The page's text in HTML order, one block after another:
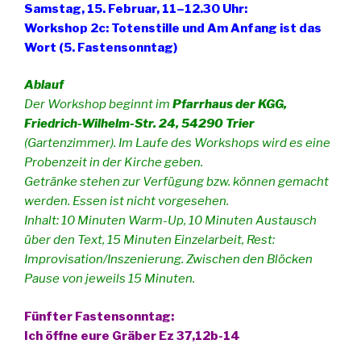
Samstag, 15. Februar, 11–12.30 Uhr:
Workshop 2c: Totenstille und Am Anfang ist das
Wort (5. Fastensonntag)
Ablauf
Der Workshop beginnt im Pfarrhaus der KGG,
Friedrich-Wilhelm-Str. 24, 54290 Trier
(Gartenzimmer). Im Laufe des Workshops wird es eine
Probenzeit in der Kirche geben.
Getränke stehen zur Verfügung bzw. können gemacht
werden. Essen ist nicht vorgesehen.
Inhalt: 10 Minuten Warm-Up, 10 Minuten Austausch
über den Text, 15 Minuten Einzelarbeit, Rest:
Improvisation/Inszenierung. Zwischen den Blöcken
Pause von jeweils 15 Minuten.
Fünfter Fastensonntag:
Ich öffne eure Gräber Ez 37,12b-14